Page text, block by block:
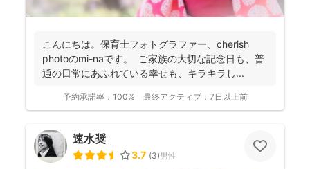
こんにちは。保育士フォトグラファー、cherish
photoのmi-naです。 ご家族の大切な記念日も、普
通の日常にあふれている幸せも、キラキラし...
予約承諾率： 100% 最終アクティブ： 7日以上前
速水奨
3.7 (3)男性